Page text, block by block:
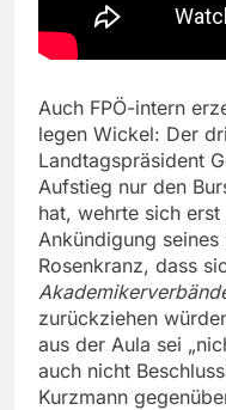
Auch FPÖ-intern
legen Wickel: Der
Landtagspräsident
Aufstieg nur den
hat, wehrte sich
Ankündigung
Rosenkranz, dass
zurückziehen
aus der Aula sei
auch nicht
Kurzmann